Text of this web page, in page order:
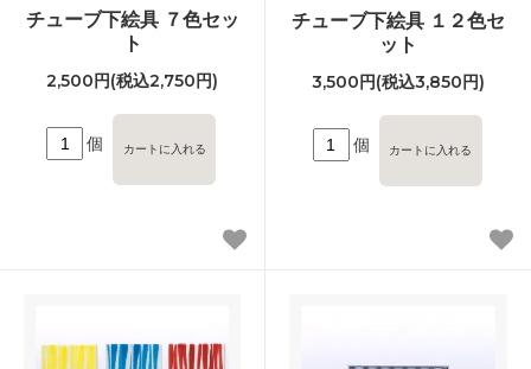
チューブ下絵具 ７色セッ
ト
2,500円(税込2,750円)
個
チューブ下絵具 １２色セ
ット
3,500円(税込3,850円)
個